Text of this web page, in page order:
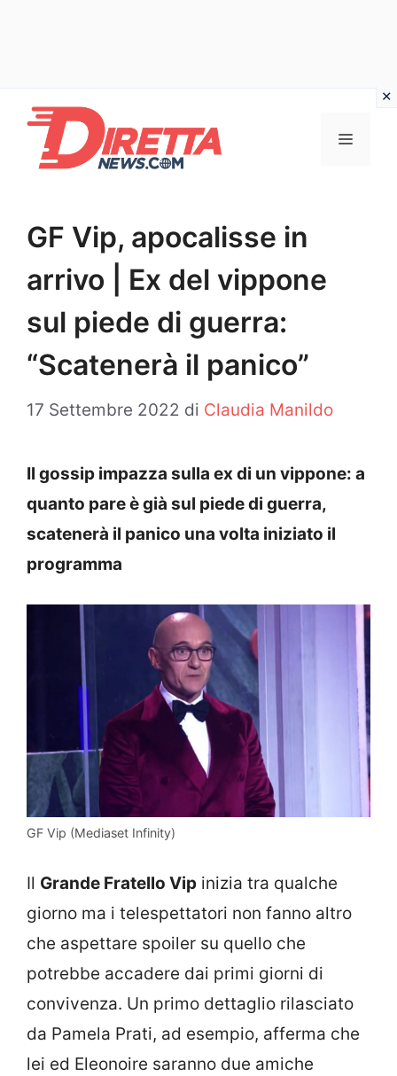
contenuto
Menu
GF Vip, apocalisse in
arrivo | Ex del vippone
sul piede di guerra:
“Scatenerà il panico”
17 Settembre 2022 di Claudia Manildo
Il gossip impazza sulla ex di un vippone: a
quanto pare è già sul piede di guerra,
scatenerà il panico una volta iniziato il
programma
GF Vip (Mediaset Infinity)
Il Grande Fratello Vip inizia tra qualche
giorno ma i telespettatori non fanno altro
che aspettare spoiler su quello che
potrebbe accadere dai primi giorni di
convivenza. Un primo dettaglio rilasciato
da Pamela Prati, ad esempio, afferma che
lei ed Eleonoire saranno due amiche